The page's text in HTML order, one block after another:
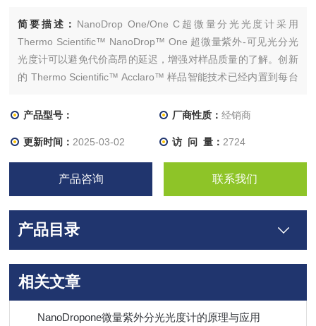
简要描述： NanoDrop One/One C超微量分光光度计采用
Thermo Scientific™ NanoDrop™ One 超微量紫外-可见光分光
光度计可以避免代价高昂的延迟，增强对样品质量的了解。创新
的 Thermo Scientific™ Acclaro™ 样品智能技术已经内置到每台
产品型号：
厂商性质： 经销商
更新时间： 2025-03-02 访 问 量： 2724
产品咨询 联系我们
产品目录
相关文章
NanoDropone微量紫外分光光度计的原理与应用